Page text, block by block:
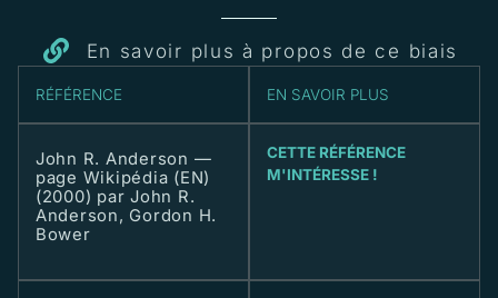
En savoir plus à propos de ce biais
RÉFÉRENCE EN SAVOIR PLUS
John R. Anderson —
page Wikipédia (EN)
(2000) par John R.
Anderson, Gordon H.
Bower
CETTE RÉFÉRENCE
M'INTÉRESSE !